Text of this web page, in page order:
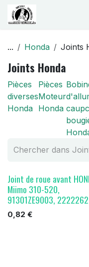
Se rendre au contenu
... Honda Joints
Joints Honda
Pièces
diverses
Honda
Pièces
Moteur
Honda
Joint de roue avant
Miimo 310-520,
91301ZE9003, 2222262
0,82 €